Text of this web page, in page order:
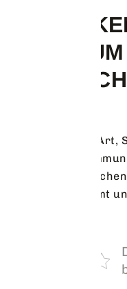
WIE
EIN
Das hängt von Art,
ab, die jede
besten zur
ins Ordnungsamt